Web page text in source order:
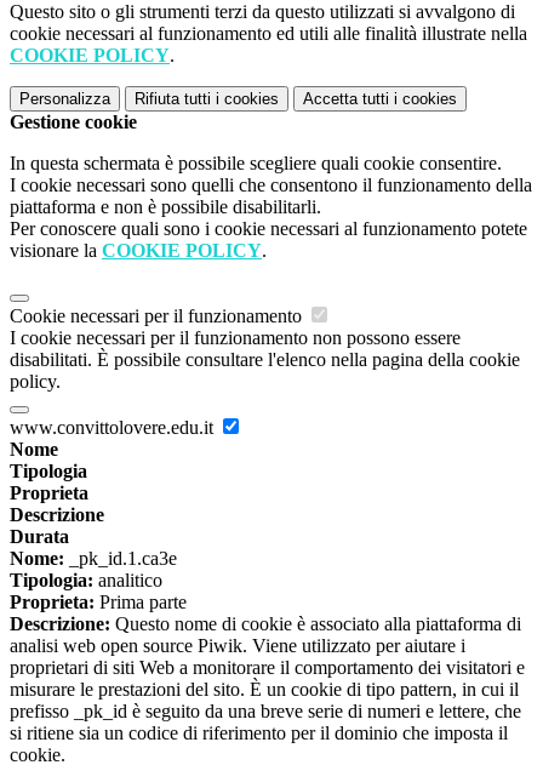
Questo sito o gli strumenti terzi da questo utilizzati si avvalgono di
cookie necessari al funzionamento ed utili alle finalità illustrate nella
COOKIE POLICY.
Personalizza Rifiuta tutti i cookies Accetta tutti i cookies
Gestione cookie
In questa schermata è possibile scegliere quali cookie consentire.
I cookie necessari sono quelli che consentono il funzionamento della
piattaforma e non è possibile disabilitarli.
Per conoscere quali sono i cookie necessari al funzionamento potete
visionare la COOKIE POLICY.
Cookie necessari per il funzionamento
I cookie necessari per il funzionamento non possono essere
disabilitati. È possibile consultare l'elenco nella pagina della cookie
policy.
www.convittolovere.edu.it
Nome
Tipologia
Proprieta
Descrizione
Durata
Nome: _pk_id.1.ca3e
Tipologia: analitico
Proprieta: Prima parte
Descrizione: Questo nome di cookie è associato alla piattaforma di
analisi web open source Piwik. Viene utilizzato per aiutare i
proprietari di siti Web a monitorare il comportamento dei visitatori e
misurare le prestazioni del sito. È un cookie di tipo pattern, in cui il
prefisso _pk_id è seguito da una breve serie di numeri e lettere, che
si ritiene sia un codice di riferimento per il dominio che imposta il
cookie.